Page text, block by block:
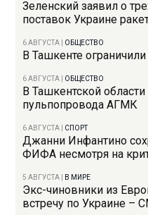
Зеленский заявил о
поставок Украине
6 АВГУСТА ОБЩЕСТВО
В Ташкенте
6 АВГУСТА ОБЩЕСТВО
В Ташкентской
пульпопровода АГМК
6 АВГУСТА СПОРТ
Джанни Инфантино
ФИФА несмотря на
5 АВГУСТА В МИРЕ
Экс-чиновники из
встречу по Украине –